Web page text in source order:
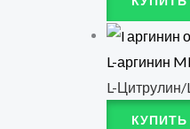
L-аргинин
L-Цитрулин/
КУПИТЬ